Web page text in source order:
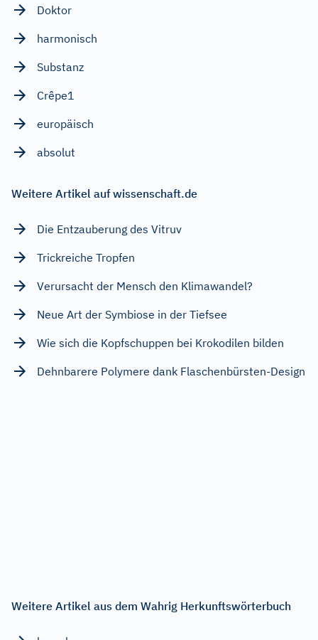
Doktor
harmonisch
Substanz
Crêpe1
europäisch
absolut
Weitere Artikel auf wissenschaft.de
Die Entzauberung des Vitruv
Trickreiche Tropfen
Verursacht der Mensch den Klimawandel?
Neue Art der Symbiose in der Tiefsee
Wie sich die Kopfschuppen bei Krokodilen bilden
Dehnbarere Polymere dank Flaschenbürsten-Design
Weitere Artikel aus dem Wahrig Herkunftswörterbuch